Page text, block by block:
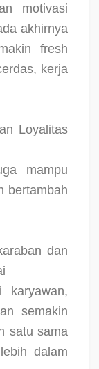
motivasi
akhirnya
fresh
kerja
Loyalitas
mampu
bertambah
dan
karyawan,
semakin
satu sama
dalam